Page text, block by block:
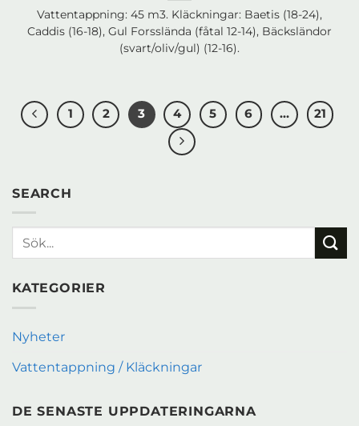
Vattentappning: 45 m3. Kläckningar: Baetis (18-24),
Caddis (16-18), Gul Forsslända (fåtal 12-14), Bäcksländor
(svart/oliv/gul) (12-16).
1 2 3 4 5 6 … 21
SEARCH
KATEGORIER
Nyheter
Vattentappning / Kläckningar
DE SENASTE UPPDATERINGARNA